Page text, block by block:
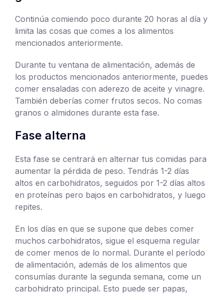
Continúa comiendo poco durante 20 horas al día y
limita las cosas que comes a los alimentos
mencionados anteriormente.
Durante tu ventana de alimentación, además de
los productos mencionados anteriormente, puedes
comer ensaladas con aderezo de aceite y vinagre.
También deberías comer frutos secos. No comas
granos o almidones durante esta fase.
Fase alterna
Esta fase se centrará en alternar tus comidas para
aumentar la pérdida de peso. Tendrás 1-2 días
altos en carbohidratos, seguidos por 1-2 días altos
en proteínas pero bajos en carbohidratos, y luego
repites.
En los días en que se supone que debes comer
muchos carbohidratos, sigue el esquema regular
de comer menos de lo normal. Durante el período
de alimentación, además de los alimentos que
consumías durante la segunda semana, come un
carbohidrato principal. Esto puede ser papas,